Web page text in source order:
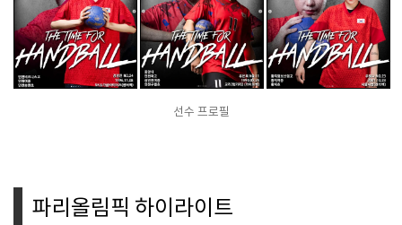
선수 프로필
파리올림픽 하이라이트